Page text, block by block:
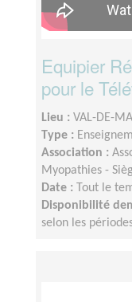
Equipier
pour le
Lieu : VAL-DE-
Type :
Association :
Myopathies -
Date :
Tout le
Disponibilité
selon les